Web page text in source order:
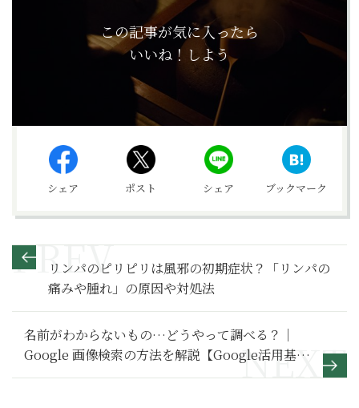
この記事が気に入ったら
いいね！しよう
シェア ポスト シェア ブックマーク
リンパのピリピリは風邪の初期症状？「リンパの
痛みや腫れ」の原因や対処法
名前がわからないもの…どうやって調べる？｜
Google 画像検索の方法を解説【Google活用基本
のき】